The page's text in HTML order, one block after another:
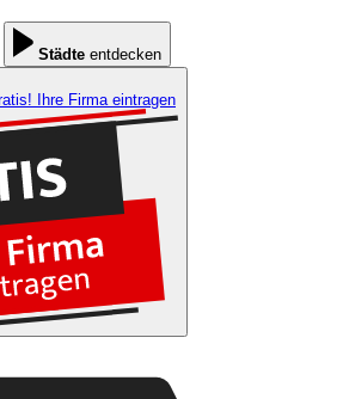
Städte entdecken
Ihre Firma eintragen